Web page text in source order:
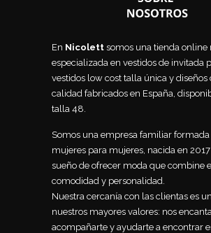
En Nicolett somos una tienda
especializada en vestidos de invitada
vestidos low cost talla única y diseños
calidad fabricados en España,
talla 48.
Somos una empresa familiar
mujeres para mujeres, nacida en 2017
sueño de ofrecer moda que combine
comodidad y personalidad.
Nuestra cercanía con las clientas es
nuestros mayores valores: nos
acompañarte y ayudarte a encontrar